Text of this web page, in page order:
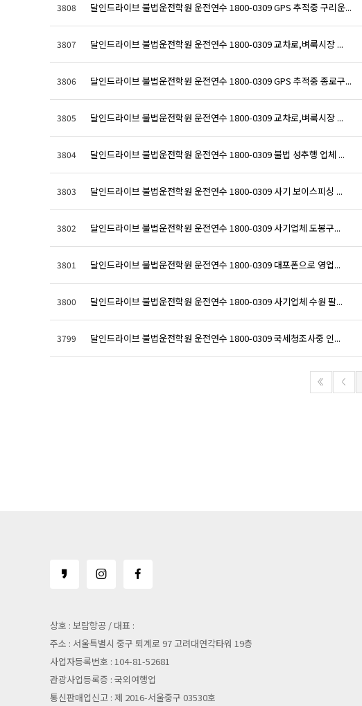
3808 달인드라이브 불법운전학원 운전연수 1800-0309 GPS 추적중 구리운...
3807 달인드라이브 불법운전학원 운전연수 1800-0309 교차로,벼룩시장 ...
3806 달인드라이브 불법운전학원 운전연수 1800-0309 GPS 추적중 종로구...
3805 달인드라이브 불법운전학원 운전연수 1800-0309 교차로,벼룩시장 ...
3804 달인드라이브 불법운전학원 운전연수 1800-0309 불법 성추행 업체 ...
3803 달인드라이브 불법운전학원 운전연수 1800-0309 사기 보이스피싱 ...
3802 달인드라이브 불법운전학원 운전연수 1800-0309 사기업체 도봉구...
3801 달인드라이브 불법운전학원 운전연수 1800-0309 대포폰으로 영업...
3800 달인드라이브 불법운전학원 운전연수 1800-0309 사기업체 수원 팔...
3799 달인드라이브 불법운전학원 운전연수 1800-0309 국세청조사중 인...
상호 : 보람항공 / 대표 :
주소 : 서울특별시 중구 퇴계로 97 고려대연각타워 19층
사업자등록번호 : 104-81-52681
관광사업등록증 : 국외여행업
통신판매업신고 : 제 2016-서울중구 03530호